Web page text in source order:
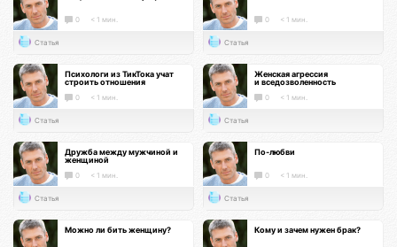
0 < 1 мин.
Статья
0 < 1 мин.
Статья
Психологи из ТикТока учат
строить отношения
0 < 1 мин.
Статья
Женская агрессия
и вседозволенность
0 < 1 мин.
Статья
Дружба между мужчиной и
женщиной
0 < 1 мин.
Статья
По-любви
0 < 1 мин.
Статья
Можно ли бить женщину? Кому и зачем нужен брак?